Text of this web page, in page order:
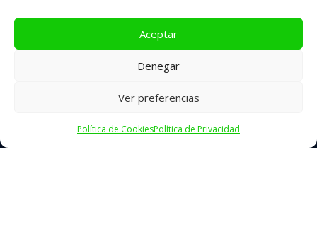
Aceptar
Denegar
Ver preferencias
Política de CookiesPolítica de Privacidad
Aviso Legal
Política de Cookies
Política de Privacidad
Diseño y Posicionamiento Web FIproyecto.com